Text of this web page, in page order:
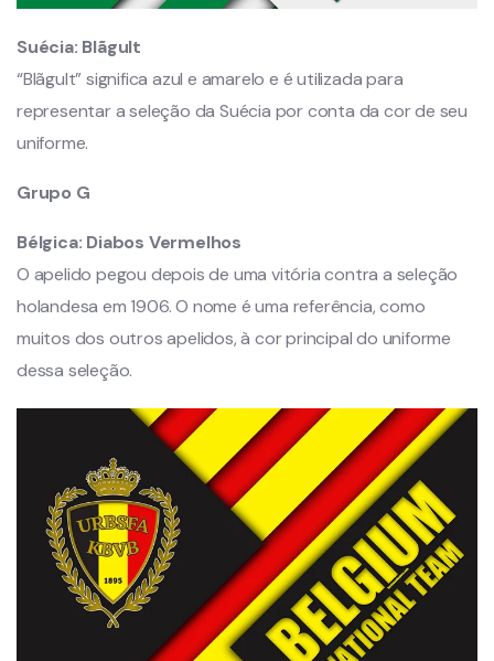
Suécia: Blãgult
“Blãgult” significa azul e amarelo e é utilizada para
representar a seleção da Suécia por conta da cor de seu
uniforme.
Grupo G
Bélgica: Diabos Vermelhos
O apelido pegou depois de uma vitória contra a seleção
holandesa em 1906. O nome é uma referência, como
muitos dos outros apelidos, à cor principal do uniforme
dessa seleção.